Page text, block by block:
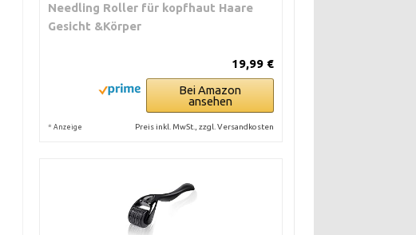
Needling Roller für kopfhaut Haare
Gesicht &Körper
19,99 €
Bei Amazon
ansehen
* Anzeige Preis inkl. MwSt., zzgl. Versandkosten